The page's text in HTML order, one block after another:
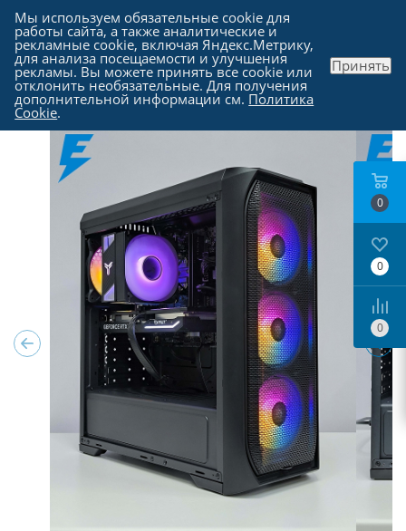
Каталог
0
0
0
Мы используем обязательные cookie для
работы сайта, а также аналитические и
рекламные cookie, включая Яндекс.Метрику,
для анализа посещаемости и улучшения
рекламы. Вы можете принять все cookie или
отклонить необязательные. Для получения
дополнительной информации см. Политика
Cookie.
Принять